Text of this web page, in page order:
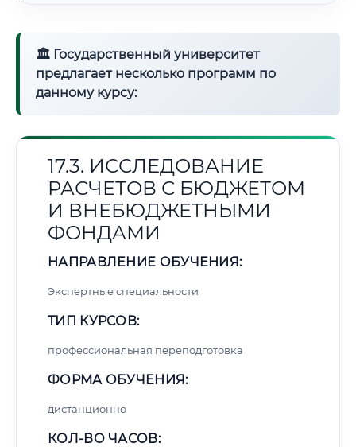
🏛 Государственный университет
предлагает несколько программ по
данному курсу:
17.3. ИССЛЕДОВАНИЕ
РАСЧЕТОВ С БЮДЖЕТОМ
И ВНЕБЮДЖЕТНЫМИ
ФОНДАМИ
НАПРАВЛЕНИЕ ОБУЧЕНИЯ:
Экспертные специальности
ТИП КУРСОВ:
профессиональная переподготовка
ФОРМА ОБУЧЕНИЯ:
дистанционно
КОЛ-ВО ЧАСОВ: